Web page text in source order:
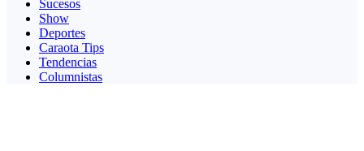
Sucesos
Show
Deportes
Caraota Tips
Tendencias
Columnistas